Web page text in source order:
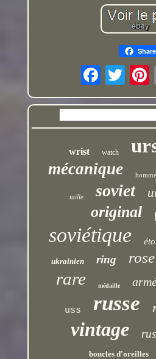
Share
wrist watch
mécanique
taille soviet
original
soviétique
ukrainien ring rose
rare médaille
uss russe
vintage
boucles d'oreilles